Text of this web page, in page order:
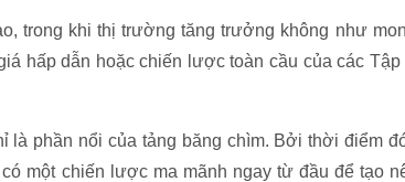
trong khi thị trường tăng trưởng không như
hấp dẫn hoặc chiến lược toàn cầu của các
là phần nổi của tảng băng chìm. Bởi thời điểm
một chiến lược ma mãnh ngay từ đầu để tạo